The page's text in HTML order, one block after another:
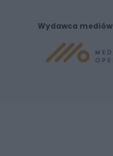
Wydawca mediów